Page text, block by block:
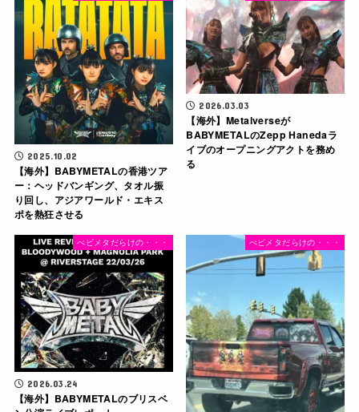
2025.10.02
【海外】BABYMETALの香港ツア
ー：ヘッドバンギング、タオル振
り回し、アジアワールド・エキス
ポを熱狂させる
2026.03.03
【海外】Metalverseが
BABYMETALのZepp Hanedaラ
イブのオープニングアクトを務め
る
べビメタだらけの・・・
2026.03.24
【海外】BABYMETALのブリスベ
べビメタだらけの・・・